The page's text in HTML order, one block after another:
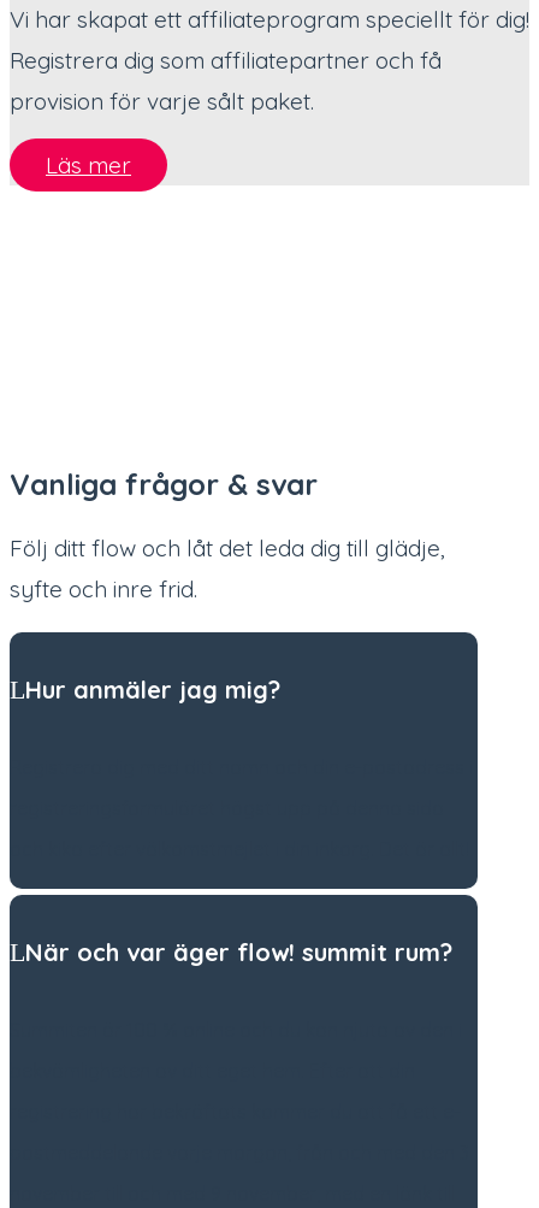
Vi har skapat ett affiliateprogram speciellt för dig!
Registrera dig som affiliatepartner och få
provision för varje sålt paket.
Läs mer
Vanliga frågor & svar
Följ ditt flow och låt det leda dig till glädje,
syfte och inre frid.
Hur anmäler jag mig?
När och var äger flow! summit rum?